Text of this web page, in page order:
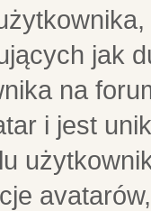
jak
na
i jest